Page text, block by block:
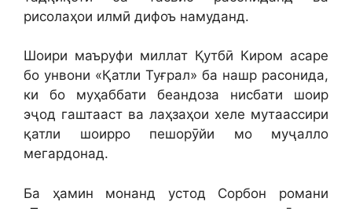
рисолаҳои илмӣ дифоъ намуданд.
Шоири маъруфи миллат Қутбӣ Киром асаре
бо унвони «Қатли Туғрал» ба нашр расонида,
ки бо муҳаббати беандоза нисбати шоир
эҷод гаштааст ва лаҳзаҳои хеле мутаассири
қатли шоирро пешорӯйи мо муҷалло
мегардонад.
Ба ҳамин монанд устод Сорбон романи